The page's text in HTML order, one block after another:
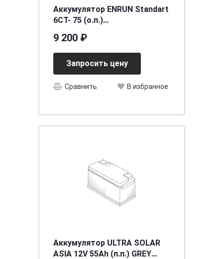
Аккумулятор ENRUN Standart
6СТ- 75 (о.п.)
9 200 ₽
Запросить цену
Сравнить В избранное
Аккумулятор ULTRA SOLAR
ASIA 12V 55Ah (п.п.) GREY